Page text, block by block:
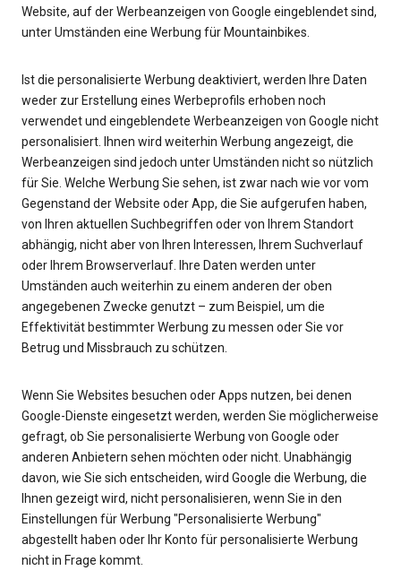
Website, auf der Werbeanzeigen von Google eingeblendet sind,
unter Umständen eine Werbung für Mountainbikes.
Ist die personalisierte Werbung deaktiviert, werden Ihre Daten
weder zur Erstellung eines Werbeprofils erhoben noch
verwendet und eingeblendete Werbeanzeigen von Google nicht
personalisiert. Ihnen wird weiterhin Werbung angezeigt, die
Werbeanzeigen sind jedoch unter Umständen nicht so nützlich
für Sie. Welche Werbung Sie sehen, ist zwar nach wie vor vom
Gegenstand der Website oder App, die Sie aufgerufen haben,
von Ihren aktuellen Suchbegriffen oder von Ihrem Standort
abhängig, nicht aber von Ihren Interessen, Ihrem Suchverlauf
oder Ihrem Browserverlauf. Ihre Daten werden unter
Umständen auch weiterhin zu einem anderen der oben
angegebenen Zwecke genutzt – zum Beispiel, um die
Effektivität bestimmter Werbung zu messen oder Sie vor
Betrug und Missbrauch zu schützen.
Wenn Sie Websites besuchen oder Apps nutzen, bei denen
Google-Dienste eingesetzt werden, werden Sie möglicherweise
gefragt, ob Sie personalisierte Werbung von Google oder
anderen Anbietern sehen möchten oder nicht. Unabhängig
davon, wie Sie sich entscheiden, wird Google die Werbung, die
Ihnen gezeigt wird, nicht personalisieren, wenn Sie in den
Einstellungen für Werbung "Personalisierte Werbung"
abgestellt haben oder Ihr Konto für personalisierte Werbung
nicht in Frage kommt.